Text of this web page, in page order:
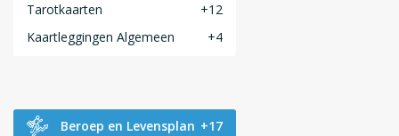
Tarotkaarten
+12
Kaartleggingen Algemeen
+4
Beroep en Levensplan +17